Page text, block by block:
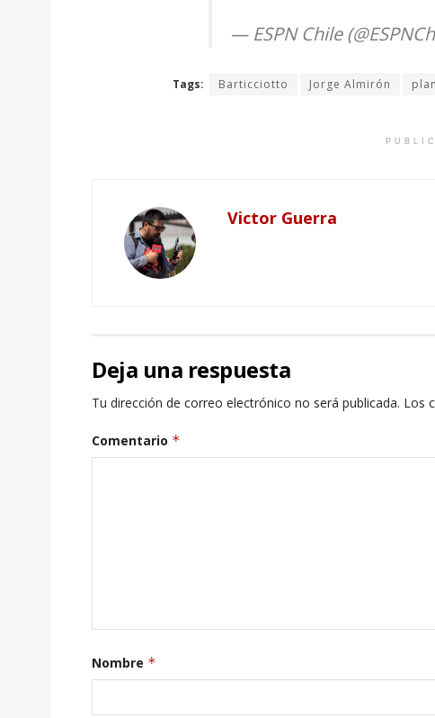
— ESPN Chile
Tags: Barticciotto Jorge Almirón
Victor Guerra
Deja una respuesta
Tu dirección de correo electrónico no será publicada. Los
Comentario *
Nombre *